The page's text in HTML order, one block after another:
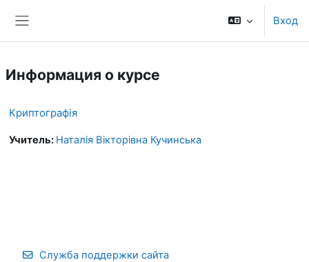
Вход
Информация о курсе
Криптографія
Учитель: Наталія Вікторівна Кучинська
Служба поддержки сайта